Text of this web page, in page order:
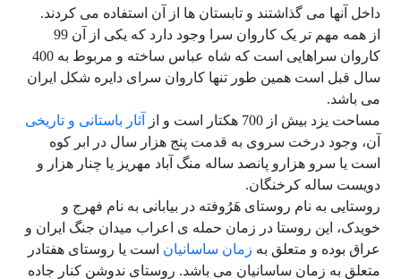
داخل آنها می گذاشتند و تابستان ها از آن استفاده می کردند.
از همه مهم تر یک کاروان سرا وجود دارد که یکی از آن 99
کاروان سراهایی است که شاه عباس ساخته و مربوط به 400
سال قبل است همین طور تنها کاروان سرای دایره شکل ایران
می باشد.
مساحت یزد بیش از 700 هکتار است و از
آثار باستانی و تاریخی
آن، وجود درخت سروی به قدمت پنج هزار سال در ابر کوه
است یا سرو هزارو پانصد ساله منگ آباد مهریز یا چنار هزار و
دویست ساله کرخنگان.
روستایی به نام روستای هَرُوفته در بیابانی به نام فهرج و
خویدک، این روستا در زمان حمله ی اعراب میدان جنگ ایران و
عراق بوده و متعلق به زمان ساسانیان است یا روستای هفتادر
متعلق به زمان ساسانیان می باشد. روستای ندوشن کنار جاده